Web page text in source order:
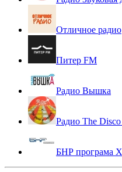
Отличное радио
Питер FM
Радио Вышка
Радио The Disco
БНР програма